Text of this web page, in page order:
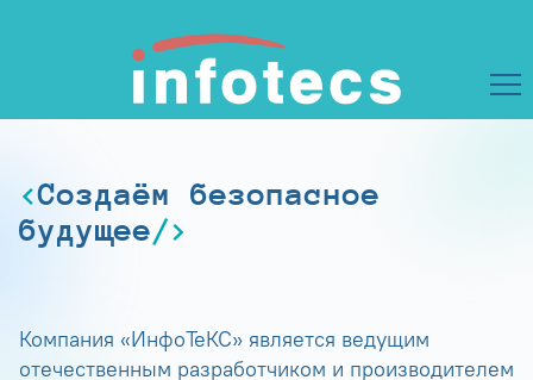
Создаём безопасное
будущее
Компания «ИнфоТеКС» является ведущим
отечественным разработчиком и производителем